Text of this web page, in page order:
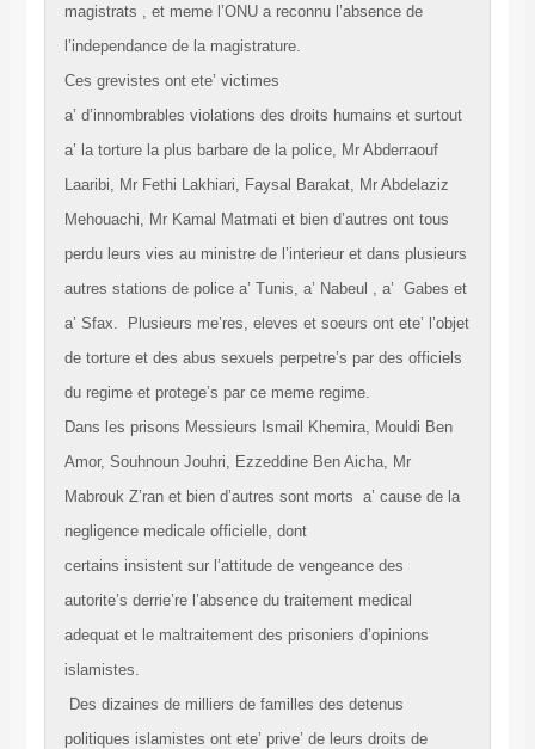
magistrats , et meme l’ONU a reconnu l’absence de
l’independance de la magistrature.
Ces grevistes ont ete’ victimes
a’ d’innombrables violations des droits humains et surtout
a’ la torture la plus barbare de la police, Mr Abderraouf
Laaribi, Mr Fethi Lakhiari, Faysal Barakat, Mr Abdelaziz
Mehouachi, Mr Kamal Matmati et bien d’autres ont tous
perdu leurs vies au ministre de l’interieur et dans plusieurs
autres stations de police a’ Tunis, a’ Nabeul , a’ Gabes et
a’ Sfax. Plusieurs me’res, eleves et soeurs ont ete’ l’objet
de torture et des abus sexuels perpetre’s par des officiels
du regime et protege’s par ce meme regime.
Dans les prisons Messieurs Ismail Khemira, Mouldi Ben
Amor, Souhnoun Jouhri, Ezzeddine Ben Aicha, Mr
Mabrouk Z’ran et bien d’autres sont morts a’ cause de la
negligence medicale officielle, dont
certains insistent sur l’attitude de vengeance des
autorite’s derrie’re l’absence du traitement medical
adequat et le maltraitement des prisoniers d’opinions
islamistes.
Des dizaines de milliers de familles des detenus
politiques islamistes ont ete’ prive’ de leurs droits de